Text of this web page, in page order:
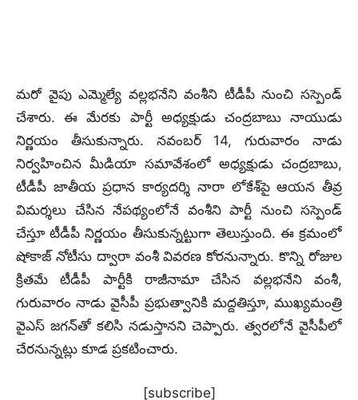
మరో వైపు ఎమ్మెల్యే వల్లభనేని వంశీని టీడీపీ నుంచి సస్పెండ్‌
చేశారు. ఈ మేరకు పార్టీ అధ్యక్షుడు చంద్రబాబు నాయుడు
నిర్ణయం తీసుకున్నారు. నవంబర్ 14, గురువారం నాడు
నిర్వహించిన మీడియా సమావేశంలో అధ్యక్షుడు చంద్రబాబు,
టీడీపీ జాతీయ ప్రధాన కార్యదర్శి నారా లోకేశ్‌పై ఆయన తీవ్ర
విమర్శలు చేసిన నేపథ్యంలోనే వంశీని పార్టీ నుంచి సస్పెండ్‌
చేస్తూ టీడీపీ నిర్ణయం తీసుకున్నట్టుగా తెలుస్తుంది. ఈ క్రమంలో
షోకాజ్‌ నోటీసు ద్వారా వంశీ వివరణ కోరనున్నారు. కొన్ని రోజుల
క్రితమే టీడీపీ పార్టీకి రాజీనామా చేసిన వల్లభనేని వంశీ,
గురువారం నాడు వైసీపీ ప్రభుత్వానికి మద్దతిస్తూ, ముఖ్యమంత్రి
వైఎస్ జగన్‌తో కలిసి నడుస్తానని చెప్పారు. త్వరలోనే వైసీపీలో
చేరనున్నట్లు కూడ ప్రకటించారు.
[subscribe]